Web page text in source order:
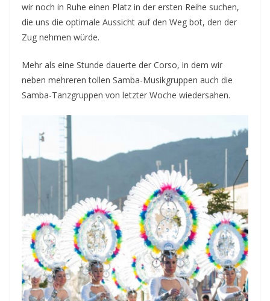
wir noch in Ruhe einen Platz in der ersten Reihe suchen,
die uns die optimale Aussicht auf den Weg bot, den der
Zug nehmen würde.
Mehr als eine Stunde dauerte der Corso, in dem wir
neben mehreren tollen Samba-Musikgruppen auch die
Samba-Tanzgruppen von letzter Woche wiedersahen.